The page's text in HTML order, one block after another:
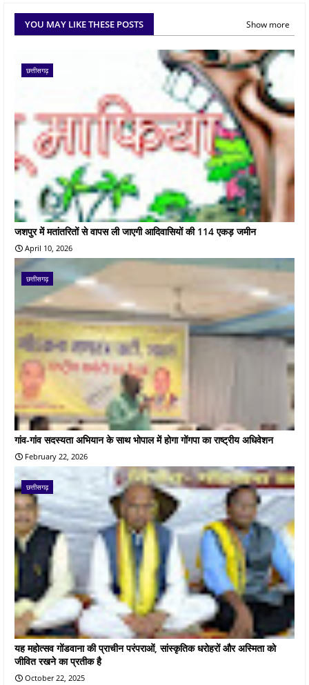
YOU MAY LIKE THESE POSTS Show more
छत्तीसगढ़
जशपुर में मतांतरितों से वापस ली जाएगी आदिवासियों की 114 एकड़ जमीन
April 10, 2026
छत्तीसगढ़
गांव-गांव सदस्यता अभियान के साथ भोपाल में होगा गोंगपा का राष्ट्रीय अधिवेशन
February 22, 2026
छत्तीसगढ़
यह महोत्सव गोंडवाना की प्राचीन परंपराओं, सांस्कृतिक धरोहरों और अस्मिता को
जीवित रखने का प्रतीक है
October 22, 2025